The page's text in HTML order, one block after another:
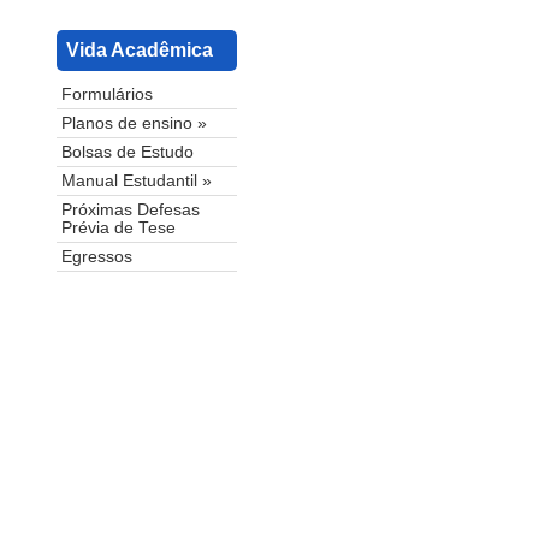
Vida Acadêmica
Formulários
Planos de ensino »
Bolsas de Estudo
Manual Estudantil »
Próximas Defesas
Prévia de Tese
Egressos